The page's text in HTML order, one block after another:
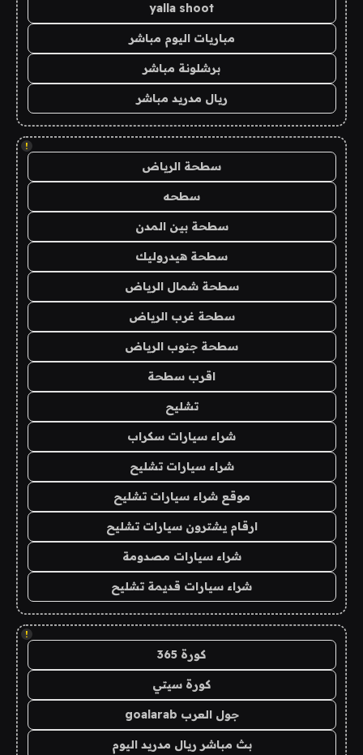
yalla shoot
مباريات اليوم مباشر
برشلونة مباشر
ريال مدريد مباشر
!
سطحة الرياض
سطحه
سطحة بين المدن
سطحة هيدروليك
سطحة شمال الرياض
سطحة غرب الرياض
سطحة جنوب الرياض
اقرب سطحة
تشليح
شراء سيارات سكراب
شراء سيارات تشليح
موقع شراء سيارات تشليح
ارقام يشترون سيارات تشليح
شراء سيارات مصدومة
شراء سيارات قديمة تشليح
!
كورة 365
كورة سيتي
جول العرب goalarab
بث مباشر ريال مدريد اليوم